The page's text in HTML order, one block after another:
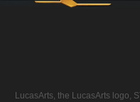
LucasArts, the LucasArts logo,